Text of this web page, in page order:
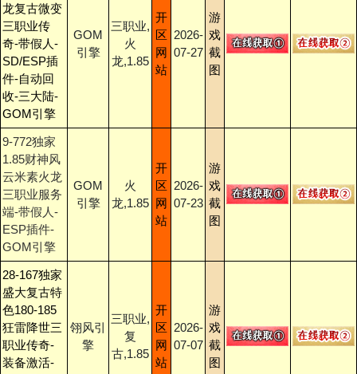
龙复古微变
三职业传
奇-带假人-
SD/ESP插
件-自动回
收-三大陆-
GOM引擎
GOM
引擎
三职业,
火
龙,1.85
开
区
网
站
2026-
07-27
游
戏
截
图
9-772独家
1.85财神风
云米素火龙
三职业服务
端-带假人-
ESP插件-
GOM引擎
GOM
引擎
火
龙,1.85
开
区
网
站
2026-
07-23
游
戏
截
图
28-167独家
盛大复古特
色180-185
狂雷降世三
职业传奇-
装备激活-
翎风引
擎
三职业,
复
古,1.85
开
区
网
站
2026-
07-07
游
戏
截
图